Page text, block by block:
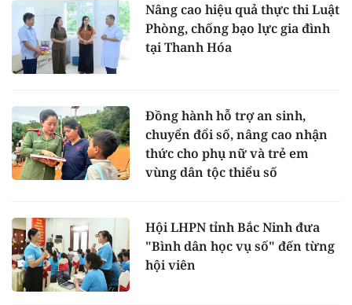
Nâng cao hiệu quả thực thi Luật
Phòng, chống bạo lực gia đình
tại Thanh Hóa
Đồng hành hỗ trợ an sinh,
chuyển đổi số, nâng cao nhận
thức cho phụ nữ và trẻ em
vùng dân tộc thiểu số
Hội LHPN tỉnh Bắc Ninh đưa
"Bình dân học vụ số" đến từng
hội viên